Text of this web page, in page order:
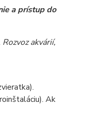
a prístup do
Rozvoz akvárií,
Ak